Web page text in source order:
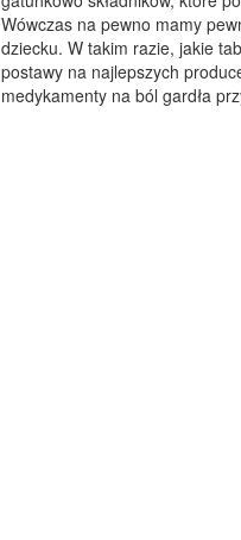
Wówczas na pewno mamy
dziecku. W takim razie, jakie
postawy na najlepszych
medykamenty na ból gardła